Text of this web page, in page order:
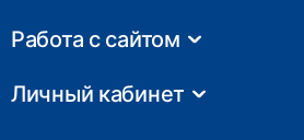
Работа с сайтом
Личный кабинет